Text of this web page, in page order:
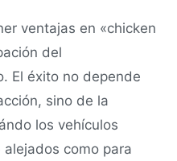
ventajas en «chicken
del
El éxito no depende
sino de la
los vehículos
como para